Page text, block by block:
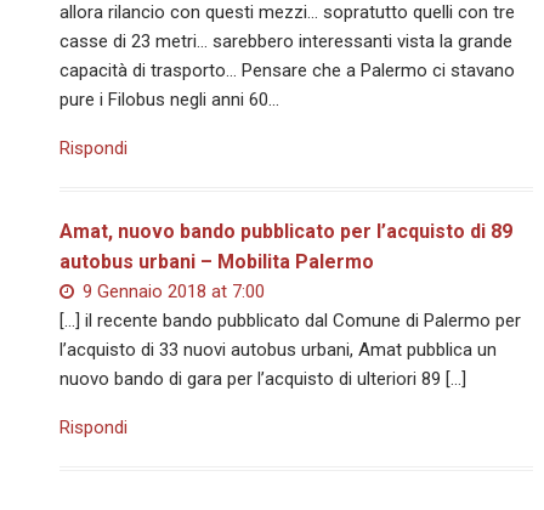
allora rilancio con questi mezzi… sopratutto quelli con tre
casse di 23 metri… sarebbero interessanti vista la grande
capacità di trasporto… Pensare che a Palermo ci stavano
pure i Filobus negli anni 60…
Rispondi
Amat, nuovo bando pubblicato per l’acquisto di 89
autobus urbani – Mobilita Palermo
9 Gennaio 2018 at 7:00
[…] il recente bando pubblicato dal Comune di Palermo per
l’acquisto di 33 nuovi autobus urbani, Amat pubblica un
nuovo bando di gara per l’acquisto di ulteriori 89 […]
Rispondi